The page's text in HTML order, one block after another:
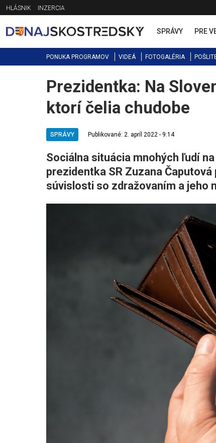
Jump
to
navigation
HLÁSNIK INZERCIA
SPRÁVY PRE
PONUKA PROGRAMOV VIDEÁ FOTOGALÉRIA
Back
to
top
Prezidentka: Na
ktorí čelia chudobe
SPRÁVY Publikované: 2. apríl 2022 - 9:14
Sociálna situácia mnohých ľudí
prezidentka SR Zuzana
súvislosti so zdražovaním a jeho